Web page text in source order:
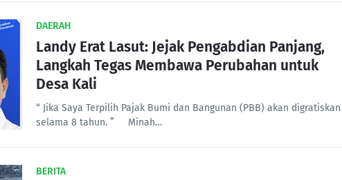
DAERAH
Landy Erat Lasut: Jejak Pengabdian Panjang,
Langkah Tegas Membawa Perubahan untuk
Desa Kali
“ Jika Saya Terpilih Pajak Bumi dan Bangunan (PBB) akan digratiskan
selama 8 tahun. ” Minah…
BERITA